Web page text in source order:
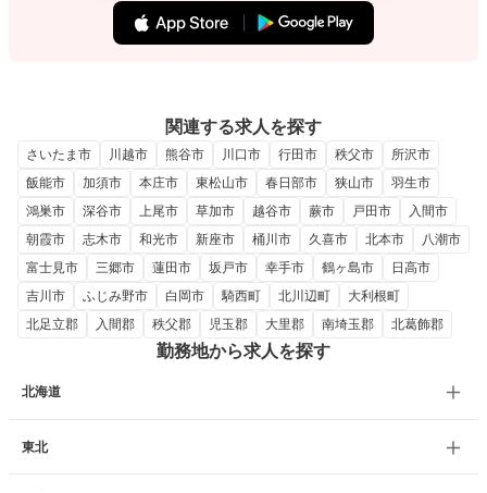
関連する求人を探す
さいたま市 川越市 熊谷市 川口市 行田市 秩父市
所沢市
飯能市
加須市 本庄市 東松山市 春日部市 狭山市
羽生市
鴻巣市
深谷市 上尾市 草加市 越谷市 蕨市 戸田市
入間市
朝霞市
志木市 和光市 新座市 桶川市 久喜市 北本市
八潮市
富士見市
三郷市 蓮田市 坂戸市 幸手市 鶴ヶ島市
日高市
吉川市
ふじみ野市 白岡市 騎西町 北川辺町
大利根町
北足立郡
入間郡 秩父郡 児玉郡 大里郡 南埼玉郡 北葛飾郡
勤務地から求人を探す
北海道
東北